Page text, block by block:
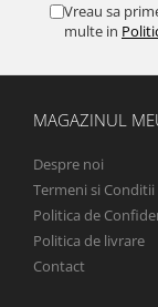
Vreau sa
multe in
MAGAZINUL
Despre noi
Termeni si Conditii
Politica de
Politica de livrare
Contact